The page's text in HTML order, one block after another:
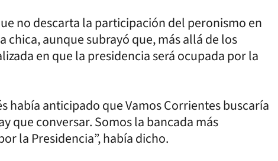
no descarta la participación del peronismo en
chica, aunque subrayó que, más allá de los
en que la presidencia será ocupada por la
había anticipado que Vamos Corrientes buscaría
que conversar. Somos la bancada más
la Presidencia”, había dicho.